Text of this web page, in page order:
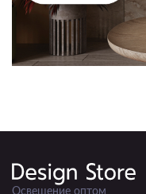
Освещение оптом